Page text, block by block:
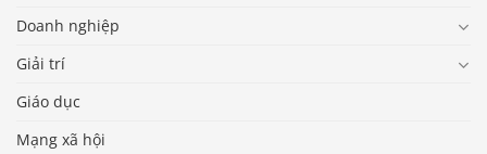
Doanh nghiệp
Giải trí
Giáo dục
Mạng xã hội